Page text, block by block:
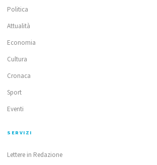
Politica
Attualità
Economia
Cultura
Cronaca
Sport
Eventi
SERVIZI
Lettere in Redazione